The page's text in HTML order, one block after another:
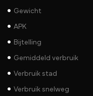
Gewicht
APK
Bijtelling
Gemiddeld verbruik
Verbruik stad
Verbruik snelweg